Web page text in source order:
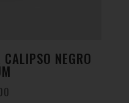
NEGRO